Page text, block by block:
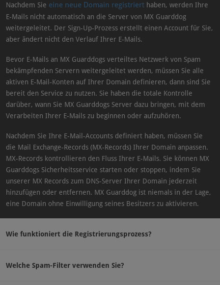
Nachdem Sie eine neue Domain registriert haben, werden Ihre
E-Mails nicht automatisch an die Server von MX Guarddog
weitergeleitet. Der Sign-Up-Prozess erstellt einen Account für Sie,
aber ändert nicht den Verlauf Ihrer E-Mails.
Bevor E-Mails an MX Guarddogs verteiltes Netzwerk von Spam
bekämpfenden Servern weitergeleitet werden, müssen Sie alle
aktiven E-Mail-Konten auf Ihrer Domain definieren, dann sind Sie
bereit den Service zu nutzen. Sie haben die totale Kontrolle
darüber, wann Sie MX Guarddogs Server dazu bringen, mit dem
Verarbeiten Ihrer E-Mails zu beginnen oder aufzuhören.
Nachdem Sie Ihre E-Mail-Accounts definiert haben, müssen Sie
die Mail Exchange-Records (MX-Records) Ihrer Domain anpassen.
MX-Records kontrollieren den Fluss Ihrer E-Mails. Sie können MX
Guarddogs Sicherheitsservice starten oder stoppen, indem Sie
unserer MX Records zum DNS-Server Ihrer Domain jederzeit
hinzufügen oder entfernen. MX Guarddog ist niemals in der Lage,
eine Domain ohne Einwilligung seines Besitzers zu aktivieren.
Wie funktioniert die Registrierungsprozess?
Welche Spam-Filter verwenden Sie?